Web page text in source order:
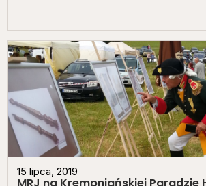
15 lipca, 2019